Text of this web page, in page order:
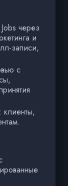
через
и
записи,
с
клиенты,